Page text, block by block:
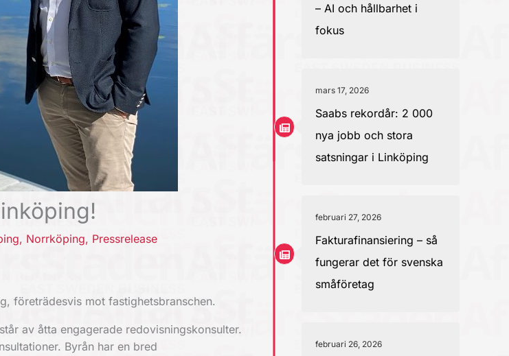
, Norrköping, Pressrelease
företrädesvis mot fastighetsbranschen.
av åtta engagerade redovisningskonsulter.
Byrån har en bred
– AI och hållbarhet i
fokus
mars 17, 2026
Saabs rekordår: 2 000
nya jobb och stora
satsningar i Linköping
februari 27, 2026
Fakturafinansiering – så
fungerar det för svenska
småföretag
februari 26, 2026